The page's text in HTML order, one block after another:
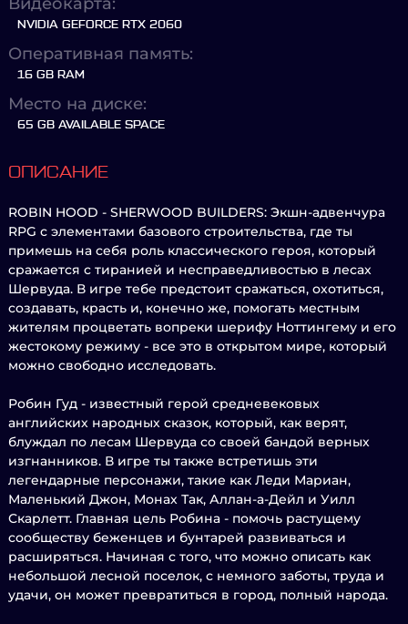
NVIDIA GEFORCE RTX 2060
Оперативная память:
16 GB RAM
Место на диске:
65 GB AVAILABLE SPACE
ОПИСАНИЕ
ROBIN HOOD - SHERWOOD BUILDERS: Экшн-адвенчура
RPG с элементами базового строительства, где ты
примешь на себя роль классического героя, который
сражается с тиранией и несправедливостью в лесах
Шервуда. В игре тебе предстоит сражаться, охотиться,
создавать, красть и, конечно же, помогать местным
жителям процветать вопреки шерифу Ноттингему и его
жестокому режиму - все это в открытом мире, который
можно свободно исследовать.
Робин Гуд - известный герой средневековых
английских народных сказок, который, как верят,
блуждал по лесам Шервуда со своей бандой верных
изгнанников. В игре ты также встретишь эти
легендарные персонажи, такие как Леди Мариан,
Маленький Джон, Монах Так, Аллан-а-Дейл и Уилл
Скарлетт. Главная цель Робина - помочь растущему
сообществу беженцев и бунтарей развиваться и
расширяться. Начиная с того, что можно описать как
небольшой лесной поселок, с немного заботы, труда и
удачи, он может превратиться в город, полный народа.